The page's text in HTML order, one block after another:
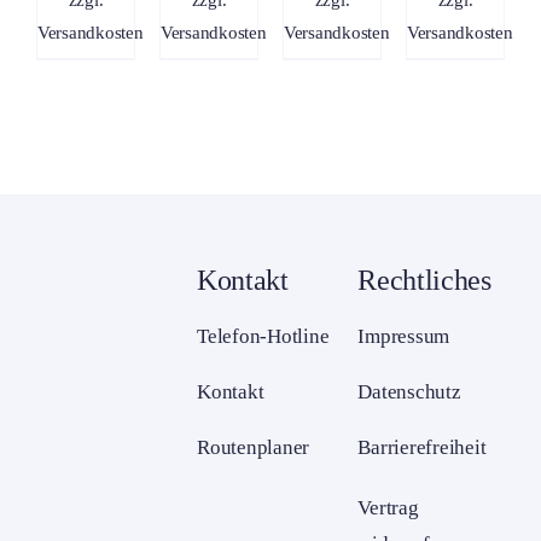
Versandkosten
Versandkosten
Versandkosten
Versandkosten
Kontakt
Telefon-Hotline
Kontakt
Routenplaner
Rechtliches
Impressum
Datenschutz
Barrierefreiheit
Vertrag